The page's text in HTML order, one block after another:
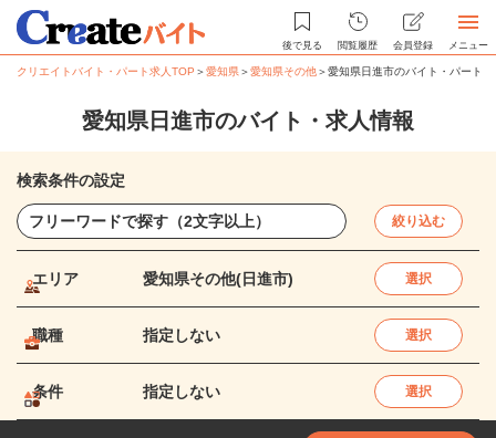
後で見る 閲覧履歴 会員登録 メニュー
クリエイトバイト・パート求人TOP ＞愛知県＞愛知県その他＞愛知県日進市のバイト・パート求
愛知県日進市のバイト・求人情報
検索条件の設定
絞り込む
エリア 愛知県その他(日進市) 選択
職種 指定しない 選択
条件 指定しない 選択